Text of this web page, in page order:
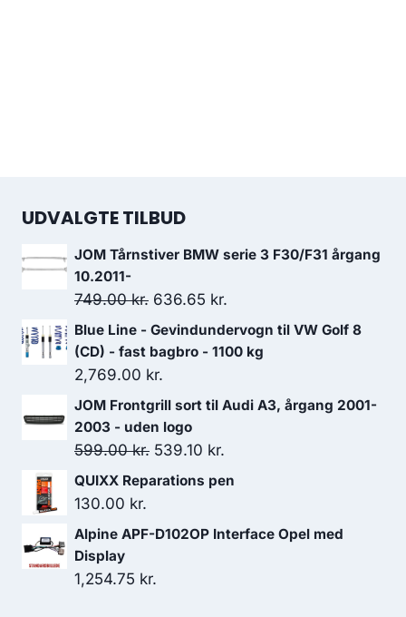
UDVALGTE TILBUD
JOM Tårnstiver BMW serie 3 F30/F31 årgang
10.2011-
749.00kr. Den
oprindelige
pris
var:
749.00 kr..
636.65 kr.
aktuelle
pris
636.65 kr..
Blue Line - Gevindundervogn til VW Golf 8
(CD) - fast bagbro - 1100 kg
2,769.00 kr.
JOM Frontgrill sort til Audi A3, årgang 2001-
2003 - uden logo
599.00kr. Den
oprindelige
539.10 kr.
aktuelle
539.10 kr..
QUIXX Reparations pen
130.00 kr.
Alpine APF-D102OP Interface Opel med
Display
1,254.75 kr.